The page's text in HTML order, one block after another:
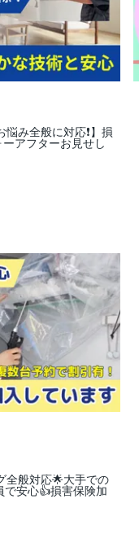
悩み全般に対応❗️】損
アフターお見せし
全般対応🌟大手での
で安心👍損害保険加